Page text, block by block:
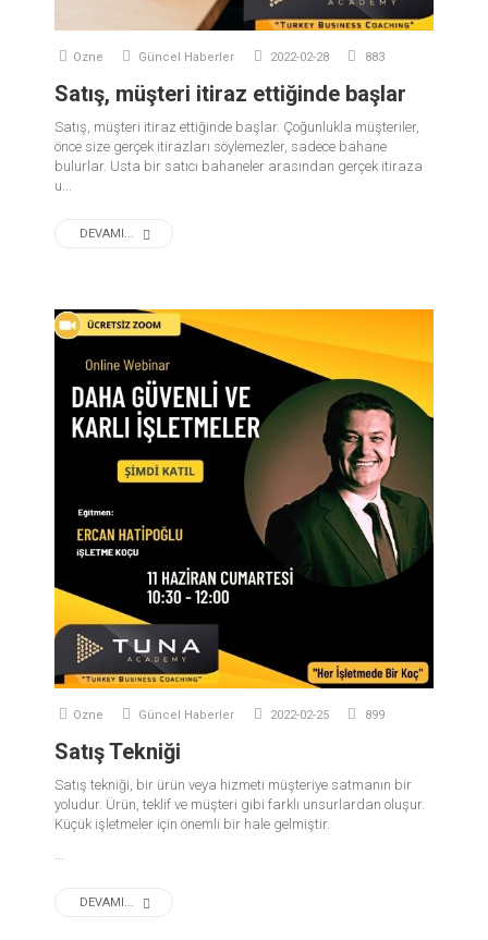
Ozne Güncel Haberler 2022-02-28 883
Satış, müşteri itiraz ettiğinde başlar
Satış, müşteri itiraz ettiğinde başlar. Çoğunlukla müşteriler,
önce size gerçek itirazları söylemezler, sadece bahane
bulurlar. Usta bir satıcı bahaneler arasından gerçek itiraza
u...
DEVAMI...
Ozne Güncel Haberler 2022-02-25 899
Satış Tekniği
Satış tekniği, bir ürün veya hizmeti müşteriye satmanın bir
yoludur. Ürün, teklif ve müşteri gibi farklı unsurlardan oluşur.
Küçük işletmeler için önemli bir hale gelmiştir.
DEVAMI...